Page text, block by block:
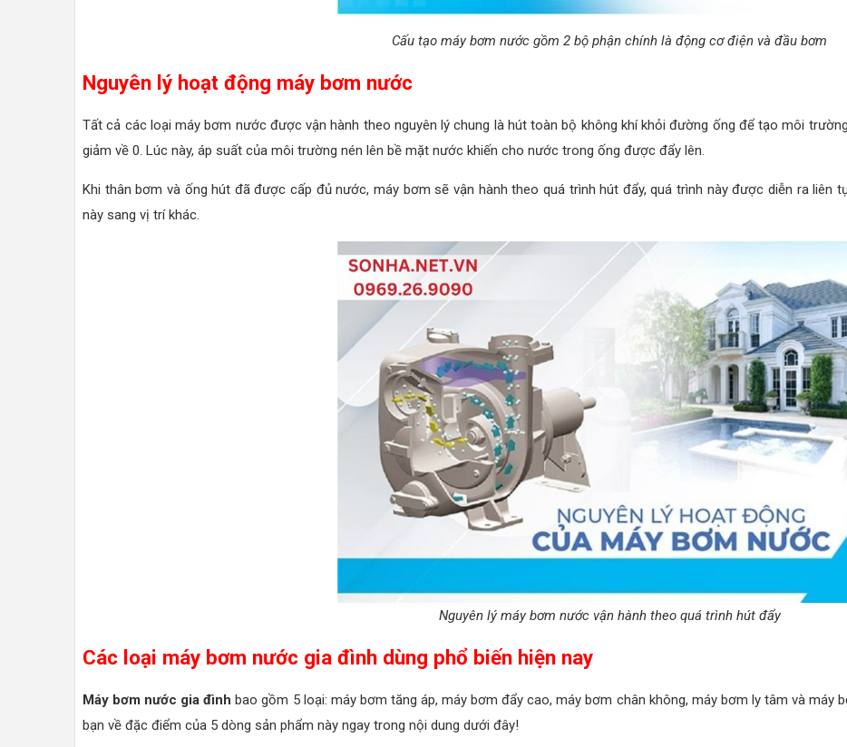
Cấu tạo máy bơm nước gồm 2 bộ phận chính là động cơ điện và đầu bơm
Nguyên lý hoạt động máy bơm nước
Tất cả các loại máy bơm nước được vận hành theo nguyên lý chung là hút toàn bộ không khí khỏi đường ống để tạo môi
giảm về 0. Lúc này, áp suất của môi trường nén lên bề mặt nước khiến cho nước trong ống được đẩy lên.
Khi thân bơm và ống hút đã được cấp đủ nước, máy bơm sẽ vận hành theo quá trình hút đẩy, quá trình này được diễn ra liên
này sang vị trí khác.
Nguyên lý máy bơm nước vận hành theo quá trình hút đẩy
Các loại máy bơm nước gia đình dùng phổ biến hiện nay
Máy bơm nước gia đình bao gồm 5 loại: máy bơm tăng áp, máy bơm đẩy cao, máy bơm chân không, máy bơm ly tâm và máy
bạn về đặc điểm của 5 dòng sản phẩm này ngay trong nội dung dưới đây!